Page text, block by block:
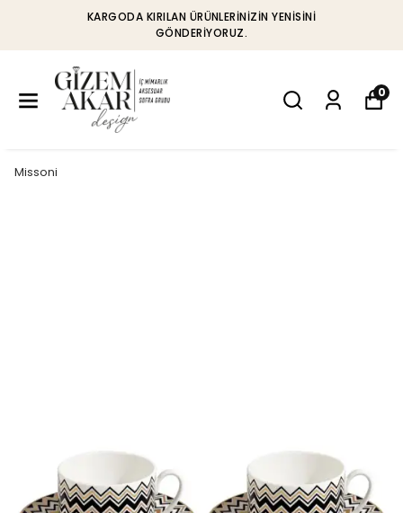
KARGODA KIRILAN ÜRÜNLERINIZIN YENISINI
GÖNDERIYORUZ.
0
Missoni